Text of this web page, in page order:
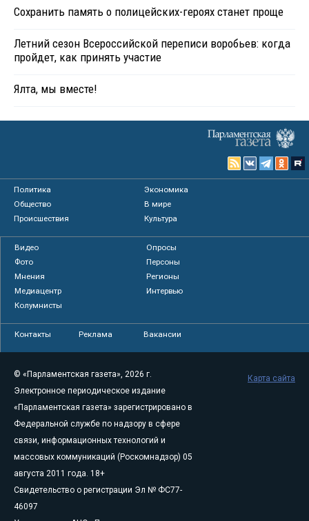
Сохранить память о полицейских-героях станет проще
Летний сезон Всероссийской переписи воробьев: когда
пройдет, как принять участие
Ялта, мы вместе!
Политика
Экономика
Общество
В мире
Происшествия
Культура
Видео
Опросы
Фото
Персоны
Мнения
Регионы
Медиацентр
Интервью
Колумнисты
Контакты Реклама Вакансии
© «Парламентская газета», 2026 г.
Электронное периодическое издание
«Парламентская газета» зарегистрировано в
Федеральной службе по надзору в сфере
связи, информационных технологий и
массовых коммуникаций (Роскомнадзор) 05
августа 2011 года. 18+
Свидетельство о регистрации Эл № ФС77-
46097
Карта сайта